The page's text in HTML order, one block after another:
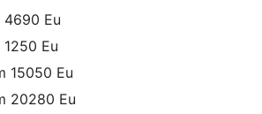
Eu
Eu
15050 Eu
20280 Eu